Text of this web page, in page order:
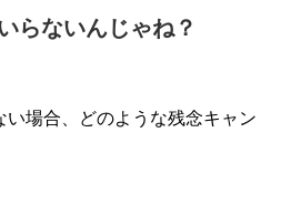
らないんじゃね？
い場合、どのような残念キャン